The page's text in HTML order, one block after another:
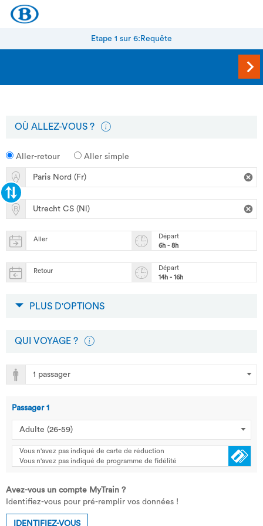
Etape 1 sur 6: Requête
OÙ ALLEZ-VOUS ?
Aller-retour Aller simple
Aller
Départ
6h - 8h
Retour
Départ
14h - 16h
PLUS D'OPTIONS
QUI VOYAGE ?
Passager 1
Vous n'avez pas indiqué de carte de réduction
Vous n'avez pas indiqué de programme de fidélité
Avez-vous un compte MyTrain ?
Identifiez-vous pour pré-remplir vos données !
IDENTIFIEZ-VOUS